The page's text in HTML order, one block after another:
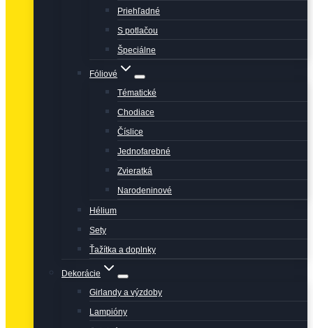
Priehľadné
S potlačou
Špeciálne
Fóliové
Tématické
Chodiace
Číslice
Jednofarebné
Zvieratká
Narodeninové
Hélium
Sety
Ťažítka a doplnky
Dekorácie
Girlandy a výzdoby
Lampióny